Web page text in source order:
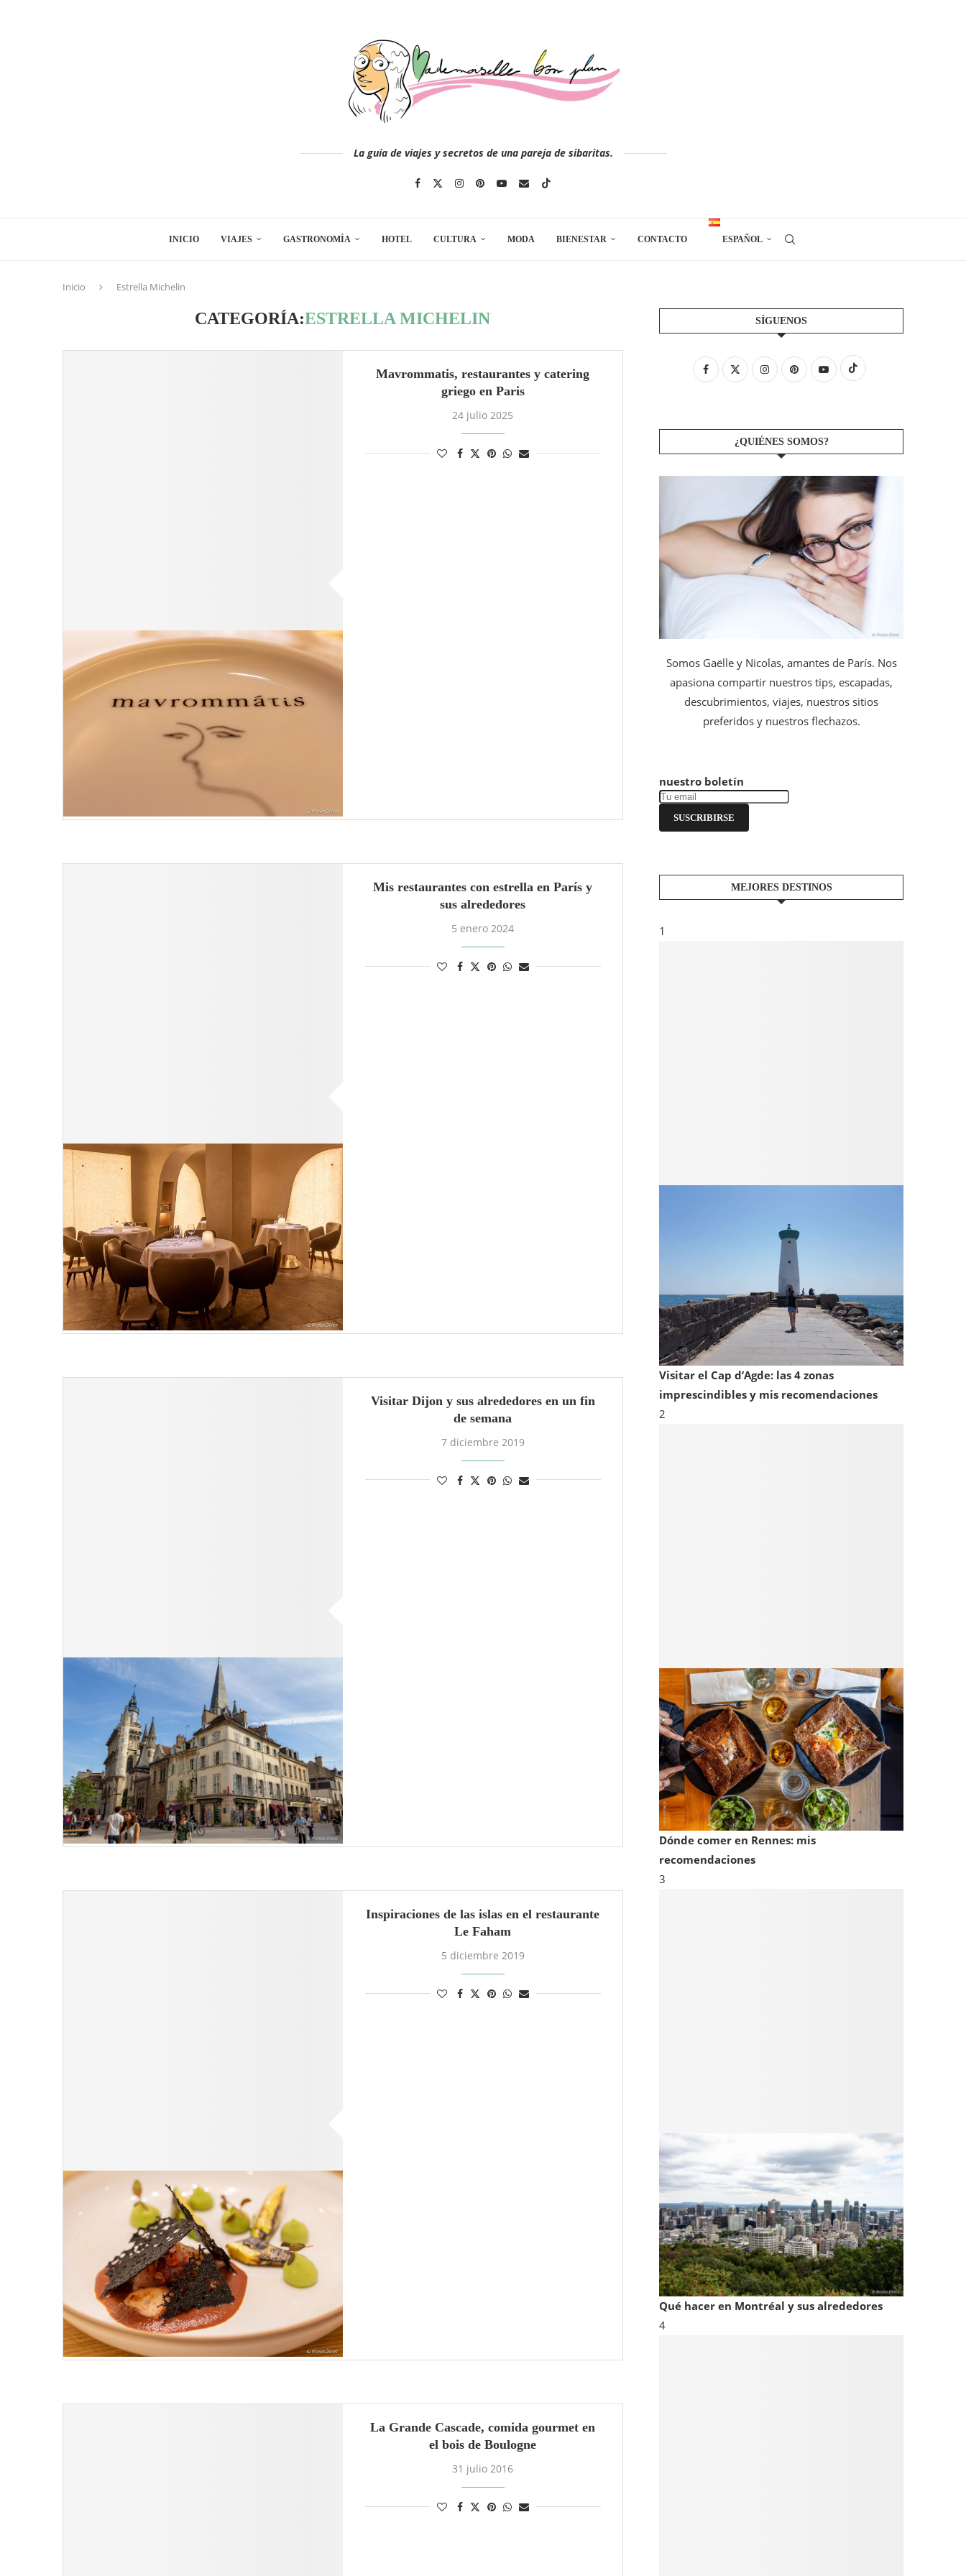
La guía de viajes y secretos de una pareja de sibaritas.
INICIO VIAJES GASTRONOMÍA HOTEL CULTURA MODA BIENESTAR CONTACTO ESPAÑOL
Inicio Estrella Michelin
CATEGORÍA:ESTRELLA MICHELIN
Mavrommatis, restaurantes y catering
griego en Paris
24 julio 2025
Mis restaurantes con estrella en París y
sus alrededores
5 enero 2024
Visitar Dijon y sus alrededores en un fin
de semana
7 diciembre 2019
Inspiraciones de las islas en el restaurante
Le Faham
5 diciembre 2019
La Grande Cascade, comida gourmet en
el bois de Boulogne
31 julio 2016
SÍGUENOS
¿QUIÉNES SOMOS?
Somos Gaëlle y Nicolas, amantes de París. Nos
apasiona compartir nuestros tips, escapadas,
descubrimientos, viajes, nuestros sitios
preferidos y nuestros flechazos.
nuestro boletín
SUSCRIBIRSE
MEJORES DESTINOS
1
Visitar el Cap d’Agde: las 4 zonas
imprescindibles y mis recomendaciones
2
Dónde comer en Rennes: mis
recomendaciones
3
Qué hacer en Montréal y sus alrededores
4